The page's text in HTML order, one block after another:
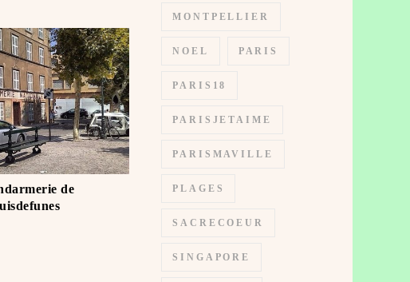
de
MONTPELLIER
NOEL PARIS
PARIS18
PARISJETAIME
PARISMAVILLE
PLAGES
SACRECOEUR
SINGAPORE